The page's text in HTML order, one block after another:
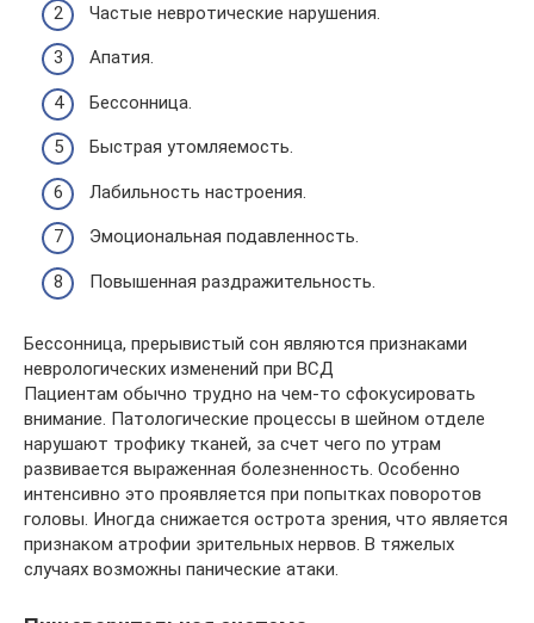
Частые невротические нарушения.
Апатия.
Бессонница.
Быстрая утомляемость.
Лабильность настроения.
Эмоциональная подавленность.
Повышенная раздражительность.
Бессонница, прерывистый сон являются признаками
неврологических изменений при ВСД
Пациентам обычно трудно на чем-то сфокусировать
внимание. Патологические процессы в шейном отделе
нарушают трофику тканей, за счет чего по утрам
развивается выраженная болезненность. Особенно
интенсивно это проявляется при попытках поворотов
головы. Иногда снижается острота зрения, что является
признаком атрофии зрительных нервов. В тяжелых
случаях возможны панические атаки.